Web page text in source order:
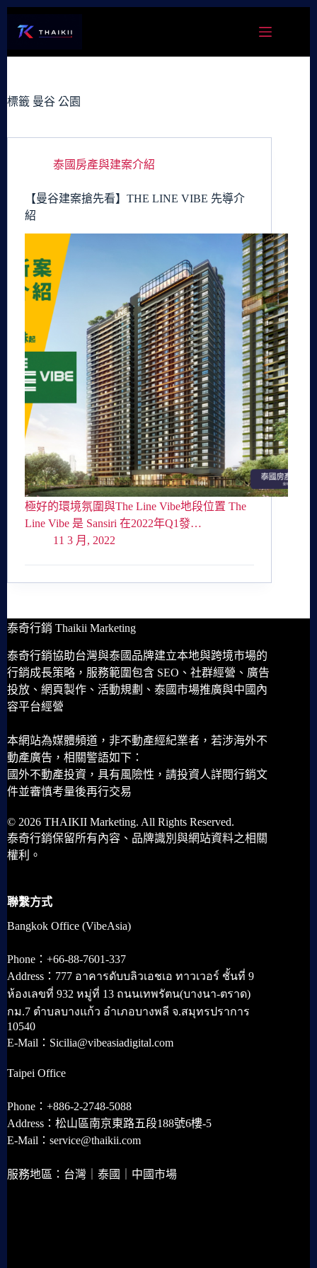
容
標籤 曼谷 公園
泰國房產與建案介紹
【曼谷建案搶先看】THE LINE VIBE 先導介
紹
極好的環境氛圍與The Line Vibe地段位置 The
Line Vibe 是 Sansiri 在2022年Q1發…
11 3 月, 2022
泰奇行銷 Thaikii Marketing
泰奇行銷協助台灣與泰國品牌建立本地與跨境市場的
行銷成長策略，服務範圍包含 SEO、社群經營、廣告
投放、網頁製作、活動規劃、泰國市場推廣與中國內
容平台經營
本網站為媒體頻道，非不動產經紀業者，若涉海外不
動產廣告，相關警語如下：
國外不動產投資，具有風險性，請投資人詳閱行銷文
件並審慎考量後再行交易
© 2026 THAIKII Marketing. All Rights Reserved.
泰奇行銷保留所有內容、品牌識別與網站資料之相關
權利。
聯繫方式
Bangkok Office (VibeAsia)
Phone：+66-88-7601-337
Address：777 อาคารดับบลิวเอชเอ ทาวเวอร์ ชั้นที่ 9
ห้องเลขที่ 932 หมู่ที่ 13 ถนนเทพรัตน(บางนา-ตราด)
กม.7 ตำบลบางแก้ว อำเภอบางพลี จ.สมุทรปราการ
10540
E-Mail：Sicilia@vibeasiadigital.com
Taipei Office
Phone：+886-2-2748-5088
Address：松山區南京東路五段188號6樓-5
E-Mail：service@thaikii.com
服務地區：台灣｜泰國｜中國市場